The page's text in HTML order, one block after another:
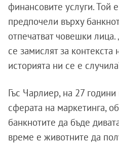
финансовите услуги. Той
предпочели върху
отпечатват човешки
се замислят за контекста
историята ни се е
Гъс Чарлиер, на 27
сферата на маркетинга,
банкнотите да бъде
време е животните да